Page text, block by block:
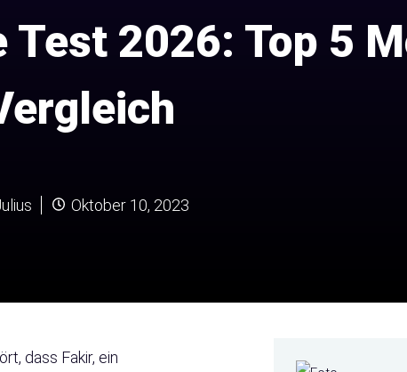
2026: Top 5
Oktober 10, 2023
dass Fakir, ein